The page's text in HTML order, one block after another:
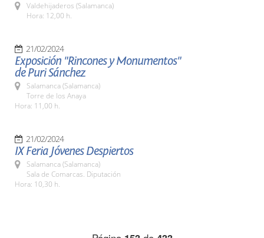
Valdehijaderos (Salamanca)
Hora: 12,00 h.
21/02/2024
Exposición "Rincones y Monumentos"
de Puri Sánchez
Salamanca (Salamanca)
Torre de los Anaya
Hora: 11,00 h.
21/02/2024
IX Feria Jóvenes Despiertos
Salamanca (Salamanca)
Sala de Comarcas. Diputación
Hora: 10,30 h.